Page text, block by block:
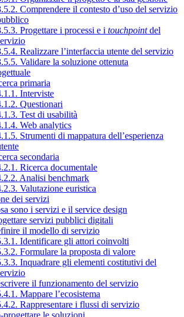
Comprendere il contesto d’uso del servizio
Progettare i processi e i touchpointdel
Realizzare l’interfaccia utente del servizio
Validare la soluzione ottenuta
primaria
Interviste
Questionari
Test di usabilità
Web analytics
Strumenti di mappatura dell’esperienza
secondaria
Ricerca documentale
Analisi benchmark
Valutazione euristica
dei servizi
sono i servizi e il service design
servizi pubblici digitali
il modello di servizio
Identificare gli attori coinvolti
Formulare la proposta di valore
Inquadrare gli elementi costitutivi del
il funzionamento del servizio
Mappare l’ecosistema
Rappresentare i flussi di servizio
progettare le soluzioni